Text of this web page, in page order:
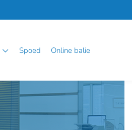
spoed online balie